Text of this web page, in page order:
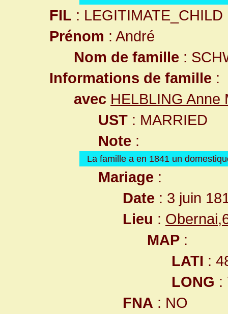
FIL : LEGITIMATE_CHILD
Prénom : André
Nom de famille :
Informations de famille :
avec HELBLING Anne
UST : MARRIED
Note :
La famille a en 1841 un
Mariage :
Date : 3 juin
Lieu :
MAP :
LATI :
LONG :
FNA : NO